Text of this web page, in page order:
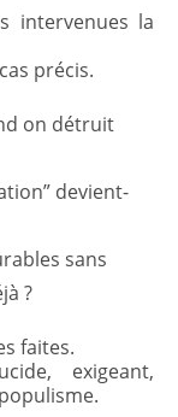
intervenues la
précis.
on détruit
devient-
sans
?
faites.
exigeant,